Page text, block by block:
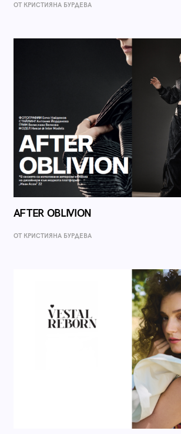
ОТ КРИСТИЯНА БУРДЕВА
AFTER OBLIVION
ОТ КРИСТИЯНА БУРДЕВА